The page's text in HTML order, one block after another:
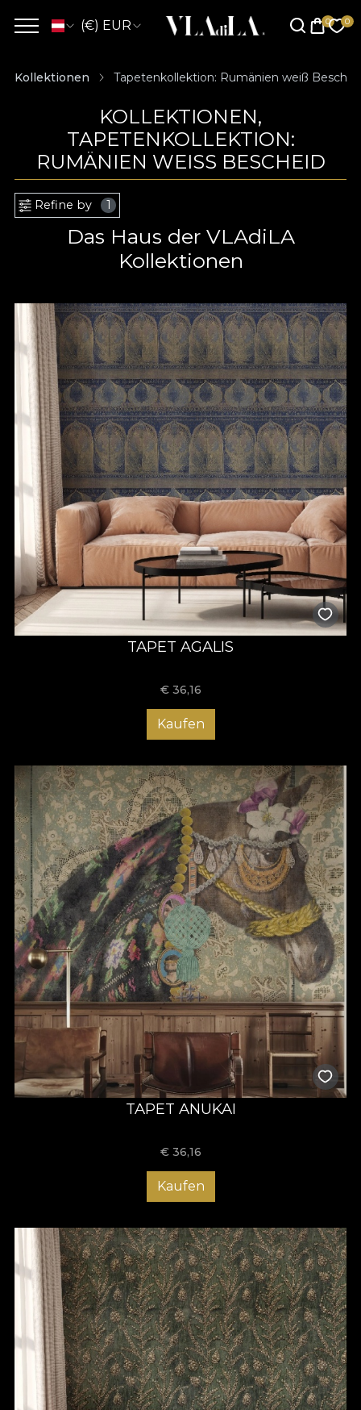
(€) EUR
Kollektionen Tapetenkollektion: Rumänien weiß
KOLLEKTIONEN,
TAPETENKOLLEKTION:
RUMÄNIEN WEISS BESCHEID
Refine by 1
Das Haus der VLAdiLA
Kollektionen
TAPET AGALIS
€ 36,16
Kaufen
TAPET ANUKAI
€ 36,16
Kaufen